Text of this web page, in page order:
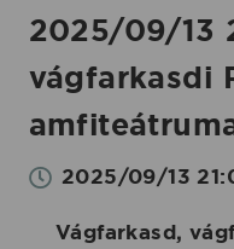
2025/09/13
vágfarkasdi
2025/09/13
Vágfarkasd,